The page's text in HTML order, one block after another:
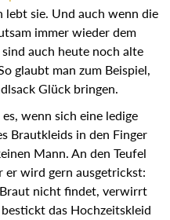
lebt sie. Und auch wenn die
immer wieder dem
auch heute noch alte
glaubt man zum Beispiel,
Glück bringen.
wenn sich eine ledige
Brautkleids in den Finger
Mann. An den Teufel
er wird gern ausgetrickst:
nicht findet, verwirrt
das Hochzeitskleid